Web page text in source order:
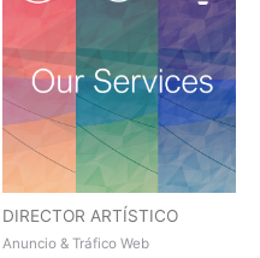
DIRECTOR ARTÍSTICO
Anuncio & Tráfico Web